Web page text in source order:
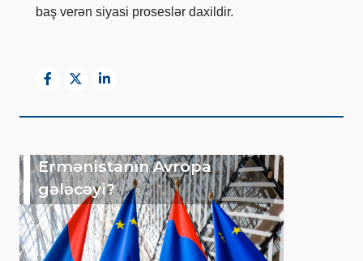
baş verən siyasi proseslər daxildir.
Ermənistanın Avropa
gələcəyi?